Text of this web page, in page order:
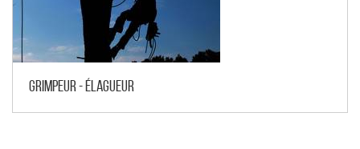
Grimpeur - élagueur